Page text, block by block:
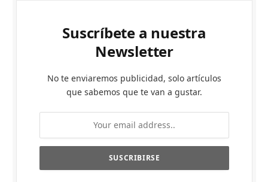
Suscríbete a nuestra
Newsletter
No te enviaremos publicidad, solo artículos
que sabemos que te van a gustar.